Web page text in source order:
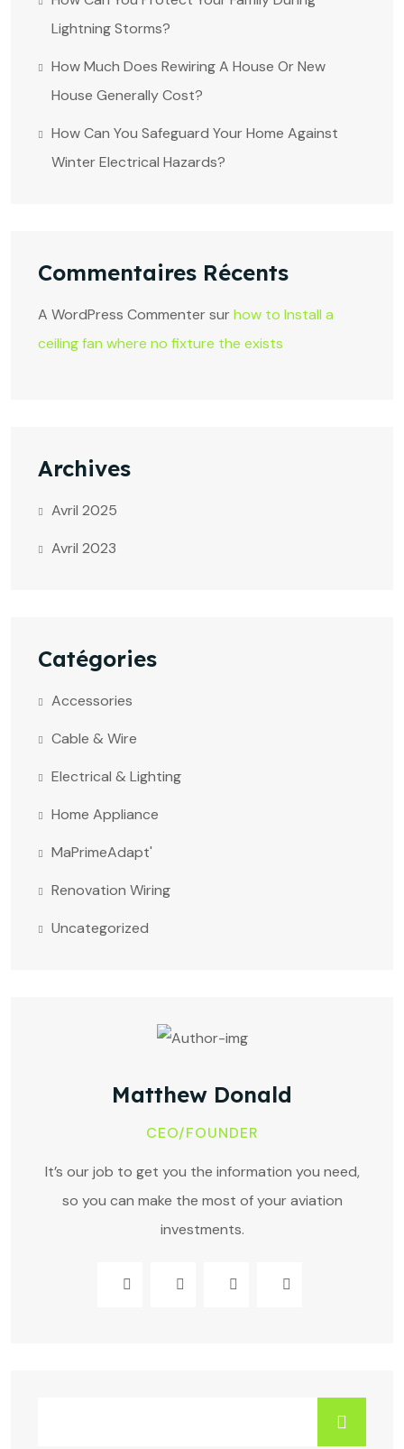
Lightning Storms?
How Much Does Rewiring A House Or New
House Generally Cost?
How Can You Safeguard Your Home Against
Winter Electrical Hazards?
Commentaires Récents
A WordPress Commentersurhow to Install a
ceiling fan where no fixture the exists
Archives
Avril 2025
Avril 2023
Catégories
Accessories
Cable & Wire
Electrical & Lighting
Home Appliance
MaPrimeAdapt'
Renovation Wiring
Uncategorized
Matthew Donald
CEO/FOUNDER
It’s our job to get you the information you need,
so you can make the most of your aviation
investments.